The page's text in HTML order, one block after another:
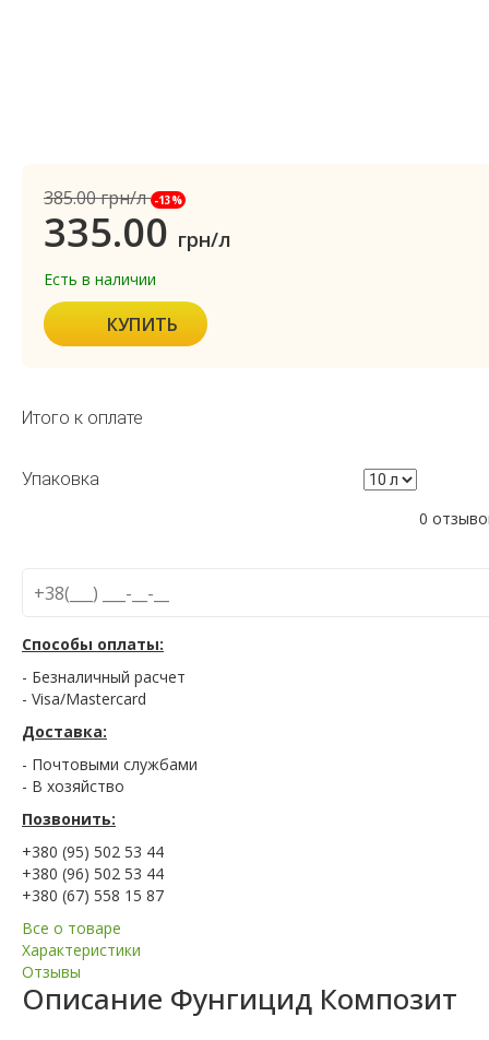
385.00грн/л -13%
335.00 грн/л
Есть в наличии
КУПИТЬ
Итого к оплате
Упаковка
0
Способы оплаты:
- Безналичный расчет
- Visa/Mastercard
Доставка:
- Почтовыми службами
- В хозяйство
Позвонить:
+380 (95) 502 53 44
+380 (96) 502 53 44
+380 (67) 558 15 87
Все о товаре
Характеристики
Отзывы
Описание Фунгицид Композит